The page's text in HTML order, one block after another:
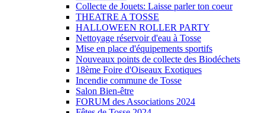
Collecte de Jouets: Laisse parler ton coeur
THEATRE A TOSSE
HALLOWEEN ROLLER PARTY
Nettoyage réservoir d'eau à Tosse
Mise en place d'équipements sportifs
Nouveaux points de collecte des Biodéchets
18ème Foire d'Oiseaux Exotiques
Incendie commune de Tosse
Salon Bien-être
FORUM des Associations 2024